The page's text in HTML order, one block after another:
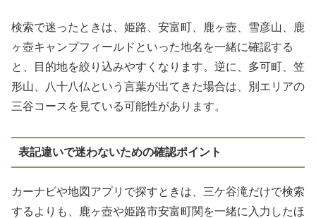
検索で迷ったときは、姫路、安富町、鹿ヶ壺、雪彦山、鹿
ヶ壺キャンプフィールドといった地名を一緒に確認する
と、目的地を絞り込みやすくなります。逆に、多可町、笠
形山、八十八仏という言葉が出てきた場合は、別エリアの
三谷コースを見ている可能性があります。
表記違いで迷わないための確認ポイント
カーナビや地図アプリで探すときは、三ケ谷滝だけで検索
するよりも、鹿ヶ壺や姫路市安富町関を一緒に入力したほ